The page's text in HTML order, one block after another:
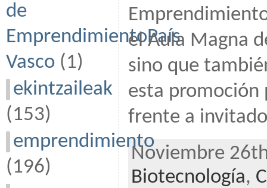
de
EmprendimientoPaís
Vasco (1)
ekintzaileak
(153)
emprendimiento
(196)
el Aula Magna
sino que
esta promoción
frente a
Noviembre
Biotecnología,